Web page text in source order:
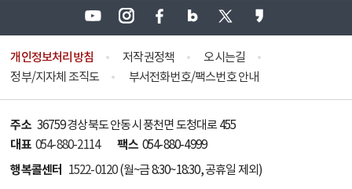
개인정보처리방침 저작권정책
오시는길
정부/지자체 조직도
부서전화번호/팩스번호 안내
주소 36759 경상북도 안동시 풍천면 도청대로 455
대표 054-880-2114 팩스 054-880-4999
행복콜센터 1522-0120(월~금 8:30~18:30, 공휴일 제외)